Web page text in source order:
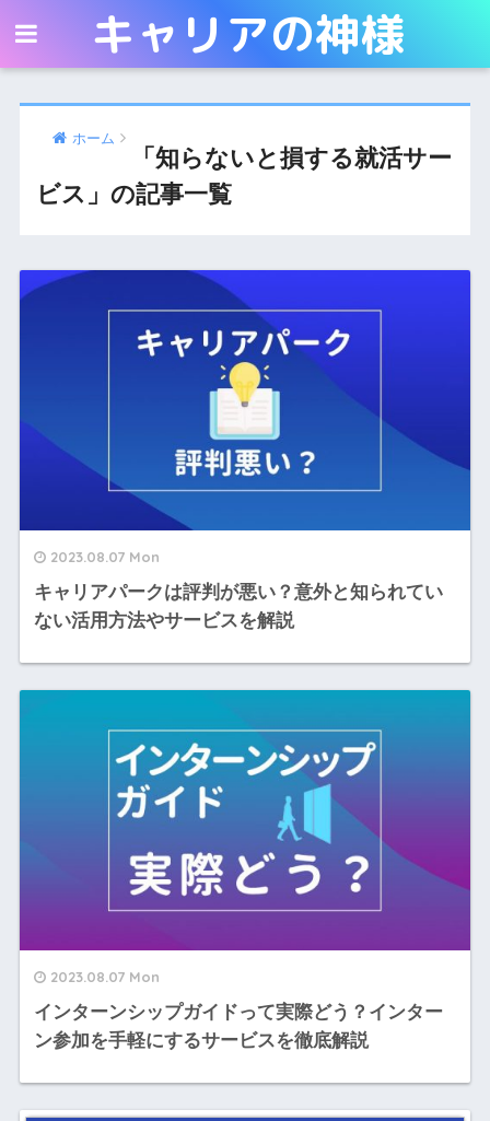
キャリアの神様キャリアの神様
ホーム
「知らないと損する就活サー
ビス」の記事一覧
2023.08.07 Mon
キャリアパークは評判が悪い？意外と知られてい
ない活用方法やサービスを解説
2023.08.07 Mon
インターンシップガイドって実際どう？インター
ン参加を手軽にするサービスを徹底解説